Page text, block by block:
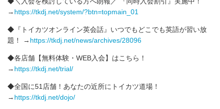
→ https://tkdj.net/system/?btn=topmain_01
◆『トイカツオンライン英会話』いつでもどこでも英語が習い放
題！ → https://tkdj.net/news/archives/28096
◆各店舗【無料体験・WEB入会】はこちら！
→ https://tkdj.net/trial/
◆全国に51店舗！あなたの近所にトイカツ道場！
→ https://tkdj.net/dojo/